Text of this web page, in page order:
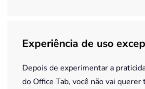
Experiência de uso
Depois de experimentar a
do Office Tab, você não vai querer